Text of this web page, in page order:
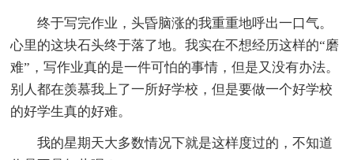
终于写完作业，头昏脑涨的我重重地呼出一口气。
心里的这块石头终于落了地。我实在不想经历这样的“磨
难”，写作业真的是一件可怕的事情，但是又没有办法。
别人都在羡慕我上了一所好学校，但是要做一个好学校
的好学生真的好难。
我的星期天大多数情况下就是这样度过的，不知道